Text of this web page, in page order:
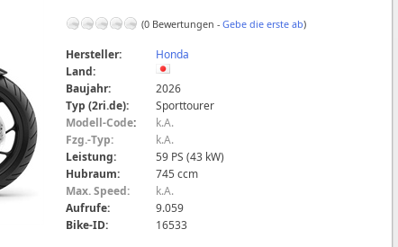
(0 Bewertungen - Gebe die erste ab)
Hersteller:
Honda
Land:
Baujahr:
2026
Typ (2ri.de):
Sporttourer
Modell-Code:
k.A.
Fzg.-Typ:
k.A.
Leistung:
59 PS (43 kW)
Hubraum:
745 ccm
Max. Speed:
k.A.
Aufrufe:
9.059
Bike-ID:
16533